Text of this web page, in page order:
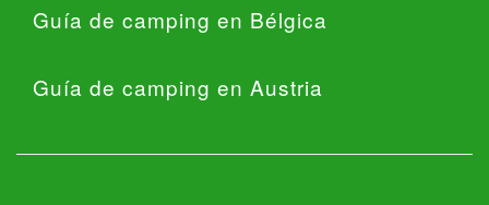
Guía de camping en Bélgica
Guía de camping en Austria